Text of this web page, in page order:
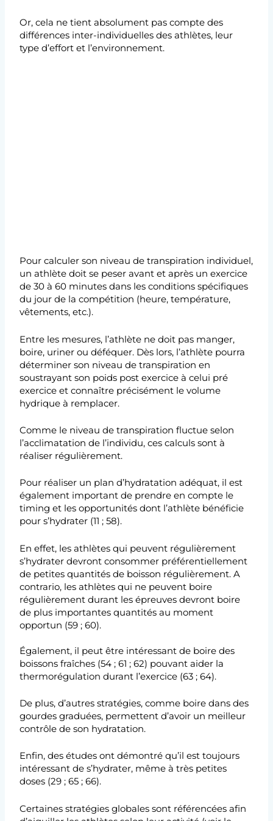
Or, cela ne tient absolument pas compte des
différences inter-individuelles des athlètes, leur
type d’effort et l’environnement.
Pour calculer son niveau de transpiration individuel,
un athlète doit se peser avant et après un exercice
de 30 à 60 minutes dans les conditions spécifiques
du jour de la compétition (heure, température,
vêtements, etc.).
Entre les mesures, l’athlète ne doit pas manger,
boire, uriner ou déféquer. Dès lors, l’athlète pourra
déterminer son niveau de transpiration en
soustrayant son poids post exercice à celui pré
exercice et connaître précisément le volume
hydrique à remplacer.
Comme le niveau de transpiration fluctue selon
l’acclimatation de l’individu, ces calculs sont à
réaliser régulièrement.
Pour réaliser un plan d’hydratation adéquat, il est
également important de prendre en compte le
timing et les opportunités dont l’athlète bénéficie
pour s’hydrater (11 ; 58).
En effet, les athlètes qui peuvent régulièrement
s’hydrater devront consommer préférentiellement
de petites quantités de boisson régulièrement. A
contrario, les athlètes qui ne peuvent boire
régulièrement durant les épreuves devront boire
de plus importantes quantités au moment
opportun (59 ; 60).
Également, il peut être intéressant de boire des
boissons fraîches (54 ; 61 ; 62) pouvant aider la
thermorégulation durant l’exercice (63 ; 64).
De plus, d’autres stratégies, comme boire dans des
gourdes graduées, permettent d’avoir un meilleur
contrôle de son hydratation.
Enfin, des études ont démontré qu’il est toujours
intéressant de s’hydrater, même à très petites
doses (29 ; 65 ; 66).
Certaines stratégies globales sont référencées afin